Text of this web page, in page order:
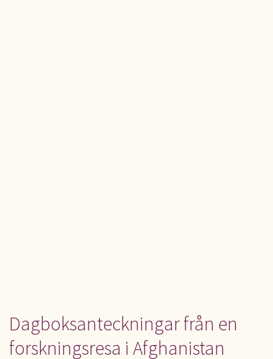
Dagboksanteckningar från en
forskningsresa i Afghanistan